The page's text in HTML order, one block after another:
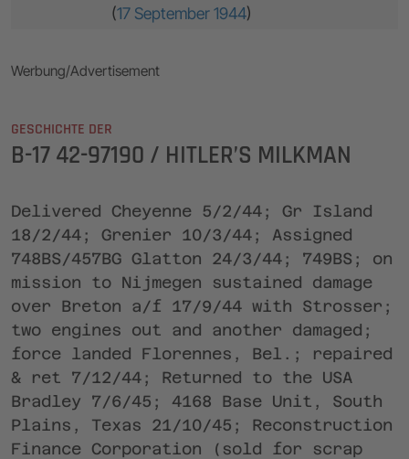
(17 September 1944)
Werbung/Advertisement
GESCHICHTE DER
B-17 42-97190 / HITLER’S MILKMAN
Delivered Cheyenne 5/2/44; Gr Island
18/2/44; Grenier 10/3/44; Assigned
748BS/457BG Glatton 24/3/44; 749BS; on
mission to Nijmegen sustained damage
over Breton a/f 17/9/44 with Strosser;
two engines out and another damaged;
force landed Florennes, Bel.; repaired
& ret 7/12/44; Returned to the USA
Bradley 7/6/45; 4168 Base Unit, South
Plains, Texas 21/10/45; Reconstruction
Finance Corporation (sold for scrap